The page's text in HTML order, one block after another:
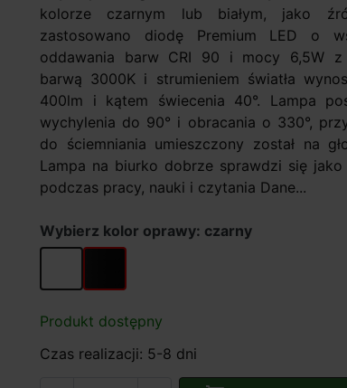
kolorze czarnym lub białym, jako
zastosowano diodę Premium LED o
oddawania barw CRI 90 i mocy 6,5W z
barwą 3000K i strumieniem światła
400lm i kątem świecenia 40°. Lampa
wychylenia do 90° i obracania o 330°,
do ściemniania umieszczony został na
Lampa na biurko dobrze sprawdzi się jako
podczas pracy, nauki i czytania Dane...
Wybierz kolor oprawy: czarny
biały czarny
Produkt dostępny
Czas realizacji: 5-8 dni